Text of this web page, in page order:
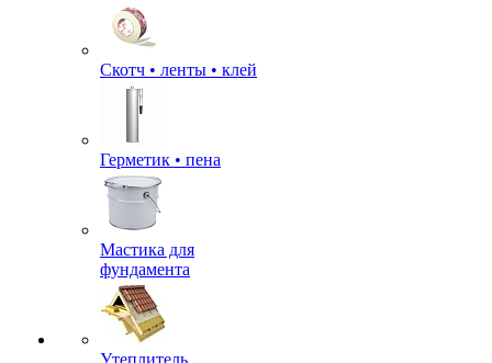
Скотч • ленты • клей
Герметик • пена
Мастика для
фундамента
Утеплитель